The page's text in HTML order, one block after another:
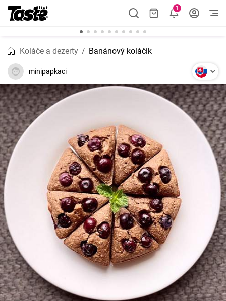
1
Koláče a dezerty Banánový koláčik
minipapkaci